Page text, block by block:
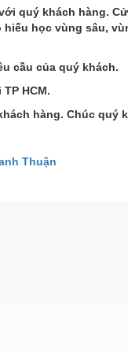
quý khách hàng.
học vùng sâu,
cầu của quý khách.
HCM.
hàng. Chúc quý
Thuận